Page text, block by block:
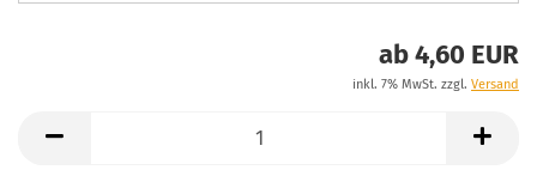
ab 4,60 EUR
inkl. 7% MwSt. zzgl. Versand